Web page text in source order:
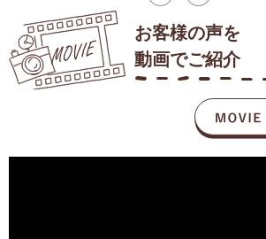
お客様の声を
動画でご紹介